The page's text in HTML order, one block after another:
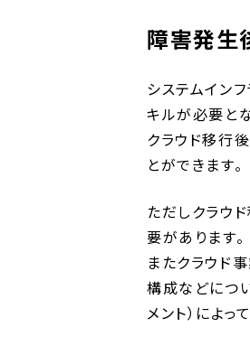
障害発生
システムイン
キルが必要と
クラウド移行
とができます。
ただしクラウ
要があります。
またクラウド
構成などにつ
メント）によっ